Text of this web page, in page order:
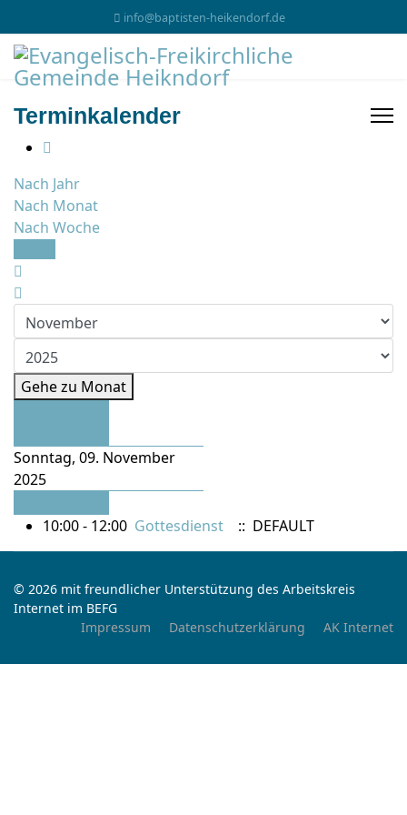
info@baptisten-heikendorf.de
Terminkalender
Nach Jahr
Nach Monat
Nach Woche
Gehe zu Monat
Sonntag, 09. November
2025
10:00 - 12:00 Gottesdienst :: DEFAULT
© 2026 mit freundlicher Unterstützung des Arbeitskreis
Internet im BEFG
Impressum
Datenschutzerklärung AK Internet